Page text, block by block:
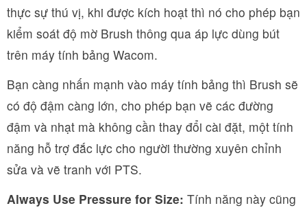
thực sự thú vị, khi được kích hoạt thì nó cho phép bạn
kiểm soát độ mờ Brush thông qua áp lực dùng bút
trên máy tính bảng Wacom.
Bạn càng nhấn mạnh vào máy tính bảng thì Brush sẽ
có độ đậm càng lớn, cho phép bạn vẽ các đường
đậm và nhạt mà không cần thay đổi cài đặt, một tính
năng hỗ trợ đắc lực cho người thường xuyên chỉnh
sửa và vẽ tranh với PTS.
Always Use Pressure for Size: Tính năng này cũng